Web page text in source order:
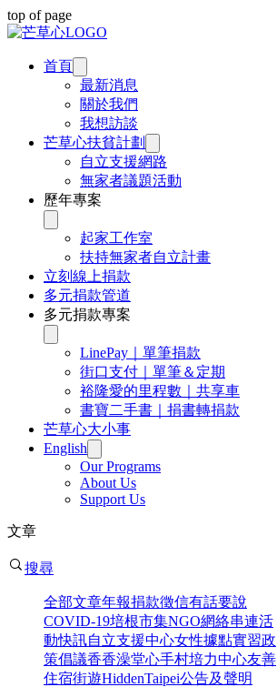
top of page
首頁
最新消息
關於我們
我想訪談
芒草心扶貧計劃
自立支援網路
無家者議題活動
歷年專案
起家工作室
扶持無家者自立計畫
立刻線上捐款
多元捐款管道
多元捐款專案
LinePay｜單筆捐款
街口支付｜單筆＆定期
裕隆愛的里程數｜共享車
書寶二手書｜捐書轉捐款
芒草心大小事
English
Our Programs
About Us
Support Us
文章
搜尋
全部文章年報捐款徵信有話要說
COVID-19培根市集NGO網絡串連活
動快訊自立支援中心女性據點實習政
策倡議香香澡堂心手村培力中心友善
住宿街遊HiddenTaipei公告及聲明